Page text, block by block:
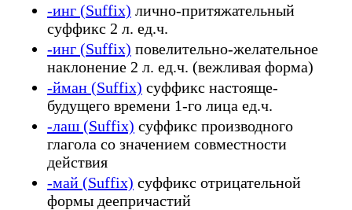
-инг (Suffix) лично-притяжательный
суффикс 2 л. ед.ч.
-инг (Suffix) повелительно-желательное
наклонение 2 л. ед.ч. (вежливая форма)
-йман (Suffix) суффикс настояще-
будущего времени 1-го лица ед.ч.
-лаш (Suffix) суффикс производного
глагола со значением совместности
действия
-май (Suffix) суффикс отрицательной
формы деепричастий